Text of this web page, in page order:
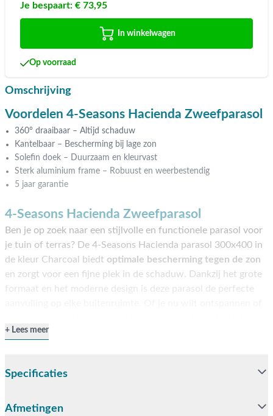
Je bespaart: € 73,95
In winkelwagen
Op voorraad
Omschrijving
Voordelen 4-Seasons Hacienda Zweefparasol
360° draaibaar – Altijd schaduw
Kantelbaar – Bescherming bij lage zon
Solefin doek – Duurzaam en kleurvast
Sterk aluminium frame – Robuust en weerbestendig
5 jaar garantie
4-Seasons Hacienda Zweefparasol
Ben je op zoek naar een stijlvolle en functionele parasol voor
je tuin of terras? De 4-Seasons Hacienda parasol 300x400 in
de kleur Charcoal biedt optimale bescherming tegen de zon
en zorgt voor een fijne plek in de schaduw. Dankzij het grote
formaat en het moderne design is deze parasol de perfecte
aangename beschutting. Zie jij deze parasol wel op jouw
harte welkom!
Eigenschappen 4-Seasons Hacienda
Lees meer
Specificaties
Afmetingen